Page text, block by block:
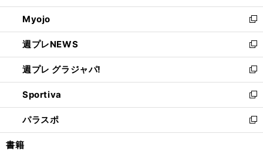
開
く
ウ
で
開
く
ン
ド
ウ
で
開
く
ウ
ィ
ン
ド
ウ
で
開
く
Myojo
新
し
い
ウ
ィ
ン
ド
ウ
で
開
週プレNEWS
新
し
い
ウ
ィ
ン
ド
ウ
週プレ グラジャパ!
新
し
い
ウ
ィ
ン
Sportiva
新
し
い
ウ
パラスポ
新
し
書籍